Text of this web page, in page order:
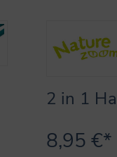
2 in 1
8,95 €*